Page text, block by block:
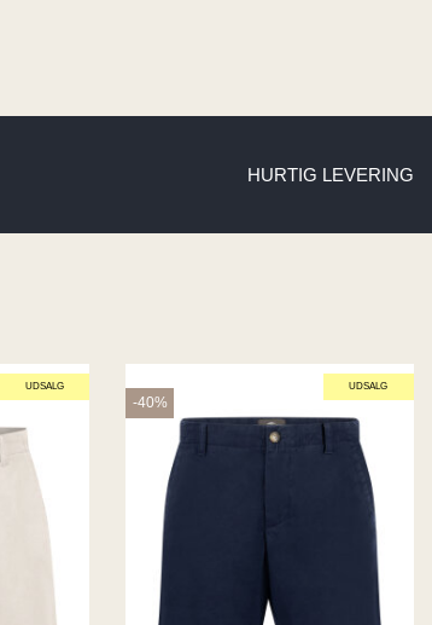
HURTIG LEVERING
UDSALG UDSALG
-40%